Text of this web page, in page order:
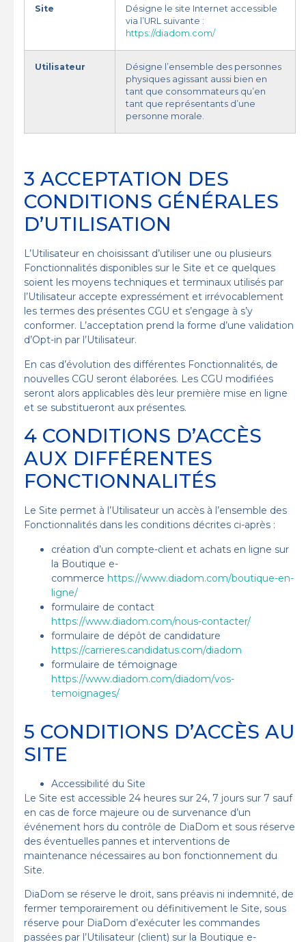
Site
Désigne le site Internet accessible
via l’URL suivante :
https://diadom.com/
Utilisateur
Désigne l’ensemble des personnes
physiques agissant aussi bien en
tant que consommateurs qu’en
tant que représentants d’une
personne morale.
3 ACCEPTATION DES
CONDITIONS GÉNÉRALES
D’UTILISATION
L’Utilisateur en choisissant d’utiliser une ou plusieurs
Fonctionnalités disponibles sur le Site et ce quelques
soient les moyens techniques et terminaux utilisés par
l’Utilisateur accepte expressément et irrévocablement
les termes des présentes CGU et s’engage à s’y
conformer. L’acceptation prend la forme d’une validation
d’Opt-in par l’Utilisateur.
En cas d’évolution des différentes Fonctionnalités, de
nouvelles CGU seront élaborées. Les CGU modifiées
seront alors applicables dès leur première mise en ligne
et se substitueront aux présentes.
4 CONDITIONS D’ACCÈS
AUX DIFFÉRENTES
FONCTIONNALITÉS
Le Site permet à l’Utilisateur un accès à l’ensemble des
Fonctionnalités dans les conditions décrites ci-après :
création d’un compte-client et achats en ligne sur
la Boutique e-
commerce https://www.diadom.com/boutique-en-
ligne/
formulaire de contact
https://www.diadom.com/nous-contacter/
formulaire de dépôt de candidature
https://carrieres.candidatus.com/diadom
formulaire de témoignage
https://www.diadom.com/diadom/vos-
temoignages/
5 CONDITIONS D’ACCÈS AU
SITE
Accessibilité du Site
Le Site est accessible 24 heures sur 24, 7 jours sur 7 sauf
en cas de force majeure ou de survenance d’un
événement hors du contrôle de DiaDom et sous réserve
des éventuelles pannes et interventions de
maintenance nécessaires au bon fonctionnement du
Site.
DiaDom se réserve le droit, sans préavis ni indemnité, de
fermer temporairement ou définitivement le Site, sous
réserve pour DiaDom d’exécuter les commandes
passées par l’Utilisateur (client) sur la Boutique e-